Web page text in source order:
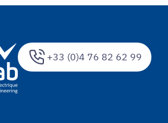
+33 (0)4 76 82 62 99